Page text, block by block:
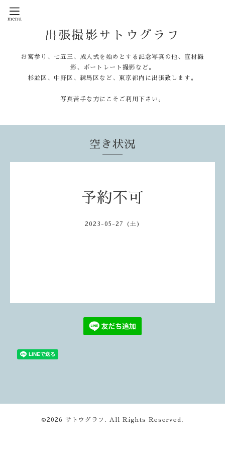
出張撮影サトウグラフ
お宮参り、七五三、成人式を始めとする記念写真の他、宣材撮
影、ポートレート撮影など。
杉並区、中野区、練馬区など、東京都内に出張致します。
写真苦手な方にこそご利用下さい。
空き状況
予約不可
2023-05-27 (土)
©2026 サトウグラフ . All Rights Reserved.